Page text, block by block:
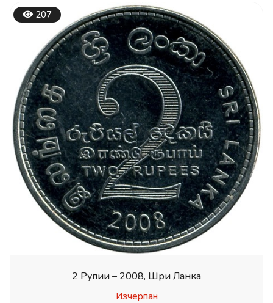
207
2 Рупии – 2008, Шри Ланка
Изчерпан